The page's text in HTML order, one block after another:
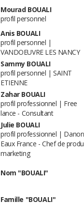
Mourad BOUALI
profil personnel
Anis BOUALI
profil personnel |
VANDOEUVRE LES NANCY
Sammy BOUALI
profil personnel | SAINT
ETIENNE
Zahar BOUALI
profil professionnel | Free
lance - Consultant
Julie BOUALI
profil professionnel |
Eaux France - Chef de
marketing
Nom "BOUALI"
Famille "BOUALI"